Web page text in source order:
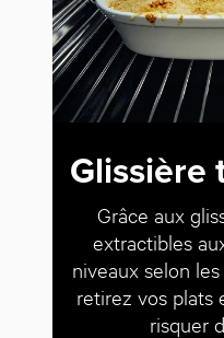
Glissière
Grâce aux
extractibles
niveaux selon
retirez vos plats
risquer